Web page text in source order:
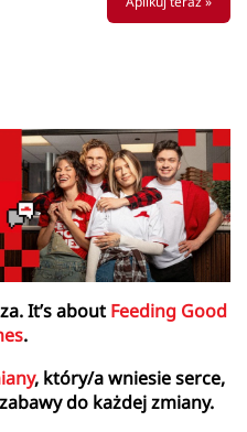
It’s about Feeding Good
.
, który/a wniesie serce,
do każdej zmiany.